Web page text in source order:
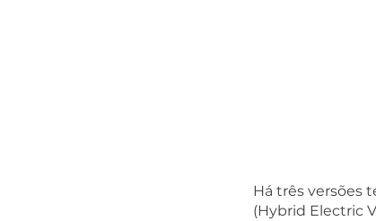
Há três versões
(Hybrid Electric